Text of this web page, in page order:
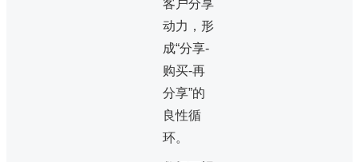
客户分享
动力，形
成“分享-
购买-再
分享”的
良性循
环。